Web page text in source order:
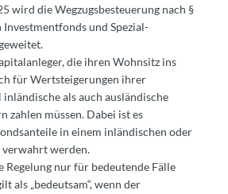
wird die Wegzugsbesteuerung nach §
Investmentfonds und Spezial-
die ihren Wohnsitz ins
für Wertsteigerungen ihrer
als auch ausländische
zahlen müssen. Dabei ist es
in einem inländischen oder
verwahrt werden.
Regelung nur für bedeutende Fälle
als „bedeutsam“, wenn der